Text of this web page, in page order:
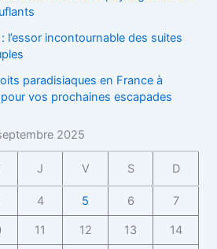
l’essor incontournable des suites
paradisiaques en France à
vos prochaines escapades
2025
J V S D
4 5 6 7
11 12 13 14